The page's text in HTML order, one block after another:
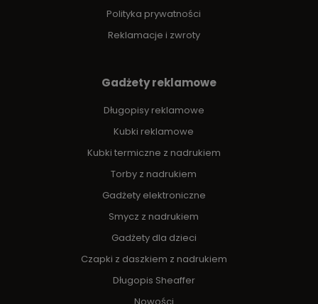
Polityka prywatności
Reklamacje i zwroty
Gadżety reklamowe
Długopisy reklamowe
Kubki reklamowe
Kubki termiczne z nadrukiem
Torby z nadrukiem
Gadżety elektroniczne
Smycz z nadrukiem
Gadżety dla dzieci
Czapki z daszkiem z nadrukiem
Długopis Sheaffer
Nowości